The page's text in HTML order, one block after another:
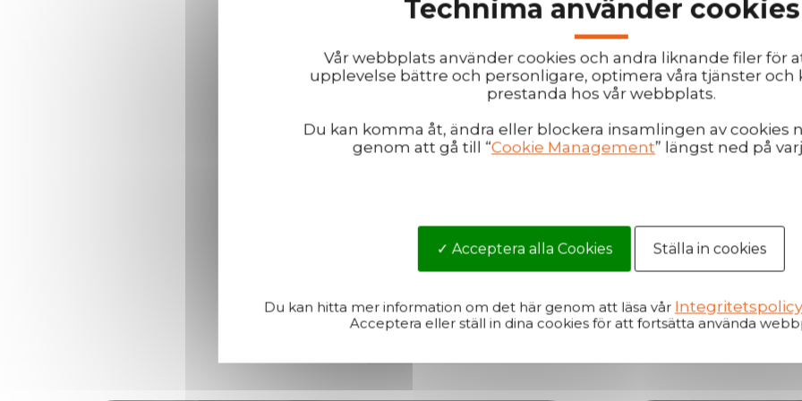
Produkter byggda för verklighetens tuffa förhållanden – och
Besök oss för livedemonstrationer och djupgående
med experter från Technima Nordic och Technima Central,
Och eftersom bra samtal gör sig bäst med god mat, bjuder vi
Vi ser fram emot att välkomna dig på Elmia Wood – kom
Dela detta innehåll
Technima använder cookies
Vår webbplats använder cookies och andra liknande filer för
upplevelse bättre och personligare, optimera våra tjänster och
prestanda hos vår webbplats.
Du kan komma åt, ändra eller blockera insamlingen av cookies
genom att gå till “Cookie Management” längst ned på
Acceptera alla Cookies Ställa in cookies
Du kan hitta mer information om det här genom att läsa vår
Acceptera eller ställ in dina cookies för att fortsätta använda